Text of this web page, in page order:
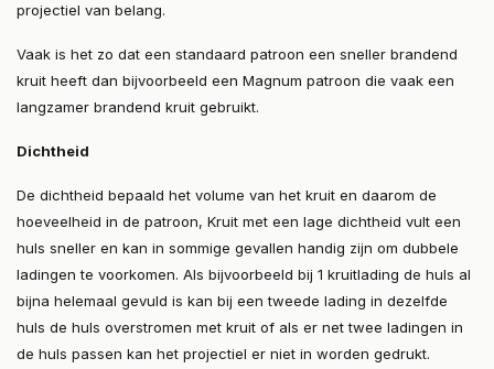
projectiel van belang.
Vaak is het zo dat een standaard patroon een sneller brandend
kruit heeft dan bijvoorbeeld een Magnum patroon die vaak een
langzamer brandend kruit gebruikt.
Dichtheid
De dichtheid bepaald het volume van het kruit en daarom de
hoeveelheid in de patroon, Kruit met een lage dichtheid vult een
huls sneller en kan in sommige gevallen handig zijn om dubbele
ladingen te voorkomen. Als bijvoorbeeld bij 1 kruitlading de huls al
bijna helemaal gevuld is kan bij een tweede lading in dezelfde
huls de huls overstromen met kruit of als er net twee ladingen in
de huls passen kan het projectiel er niet in worden gedrukt.